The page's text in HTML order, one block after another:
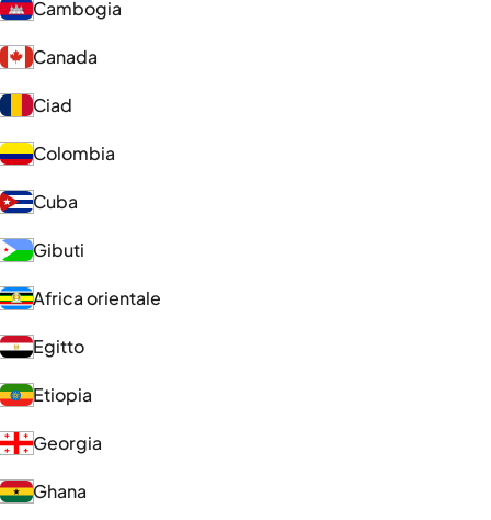
Cambogia
Canada
Ciad
Colombia
Cuba
Gibuti
Africa orientale
Egitto
Etiopia
Georgia
Ghana